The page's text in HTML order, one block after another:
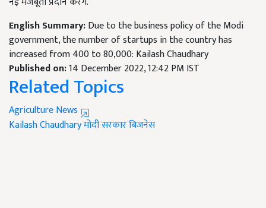
English Summary:Due to the business policy of the Modi
government, the number of startups in the country has
increased from 400 to 80,000: Kailash Chaudhary
Published on:14 December 2022, 12:42 PM IST
Related Topics
Agriculture News
Kailash Chaudharyमोदी सरकारबिजनेस